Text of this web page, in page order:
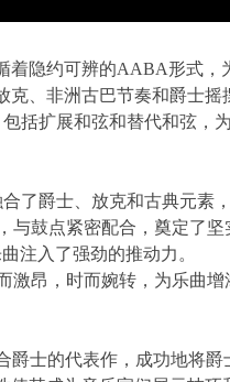
着隐约可辨的AABA形式，
、非洲古巴节奏和爵士摇
括扩展和弦和替代和弦，
了爵士、放克和古典元素
与鼓点紧密配合，奠定了坚
注入了强劲的推动力。
激昂，时而婉转，为乐曲增
爵士的代表作，成功地将